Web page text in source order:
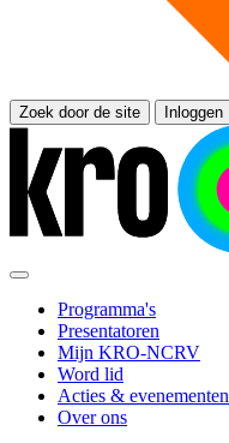
Zoek door de site Inloggen
Programma's
Presentatoren
Mijn KRO-NCRV
Word lid
Acties & evenementen
Over ons